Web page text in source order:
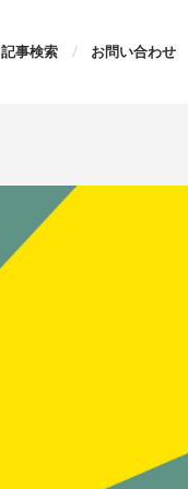
記事検索 お問い合わせ